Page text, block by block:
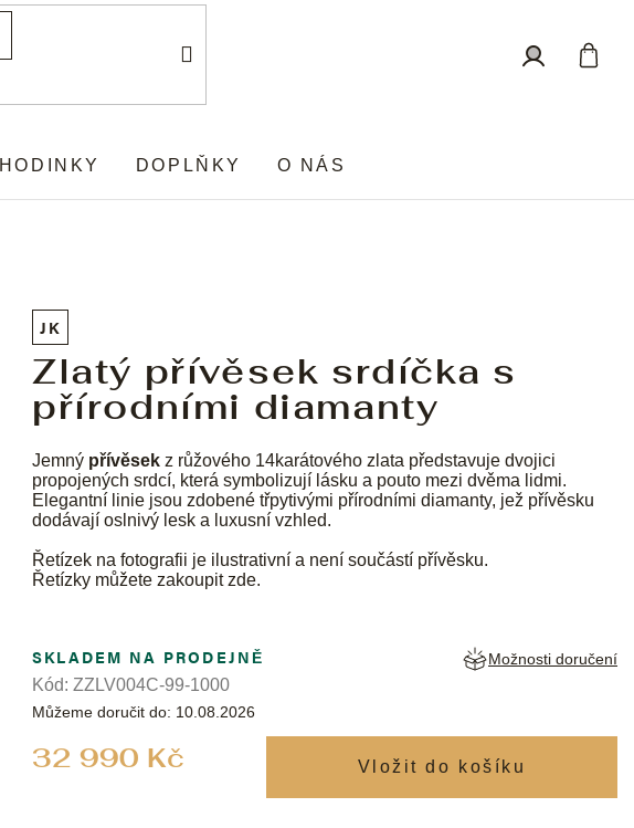
HODINKY DOPLŇKY O NÁS
JK
Zlatý přívěsek srdíčka s
přírodními diamanty
Jemný přívěsek z růžového 14karátového zlata představuje dvojici
propojených srdcí, která symbolizují lásku a pouto mezi dvěma lidmi.
Elegantní linie jsou zdobené třpytivými přírodními diamanty, jež přívěsku
dodávají oslnivý lesk a luxusní vzhled.
Řetízek na fotografii je ilustrativní a není součástí přívěsku.
Řetízky můžete zakoupitzde.
32 990 Kč
SKLADEM NA PRODEJNĚ
Můžeme doručit do: 10.08.2026
Možnosti doručení
Kód: ZZLV004C-99-1000